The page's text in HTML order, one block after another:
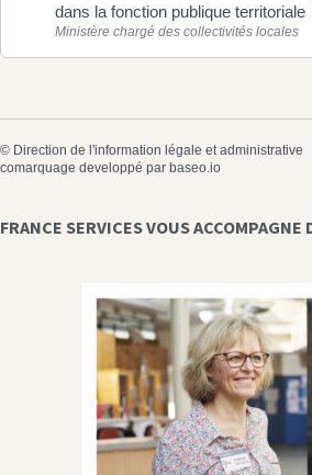
dans la fonction publique territoriale
Ministère chargé des collectivités locales
© Direction de l'information légale et administrative
comarquage developpé par baseo.io
FRANCE SERVICES VOUS ACCOMPAGNE